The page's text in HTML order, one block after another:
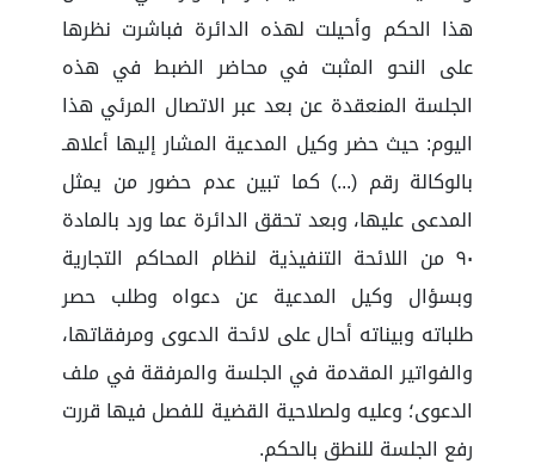
هذا الحكم وأحيلت لهذه الدائرة فباشرت نظرها
على النحو المثبت في محاضر الضبط في هذه
الجلسة المنعقدة عن بعد عبر الاتصال المرئي هذا
اليوم: حيث حضر وكيل المدعية المشار إليها أعلاهـ
بالوكالة رقم (...) كما تبين عدم حضور من يمثل
المدعى عليها، وبعد تحقق الدائرة عما ورد بالمادة
٩٠ من اللائحة التنفيذية لنظام المحاكم التجارية
وبسؤال وكيل المدعية عن دعواه وطلب حصر
طلباته وبيناته أحال على لائحة الدعوى ومرفقاتها،
والفواتير المقدمة في الجلسة والمرفقة في ملف
الدعوى؛ وعليه ولصلاحية القضية للفصل فيها قررت
رفع الجلسة للنطق بالحكم.